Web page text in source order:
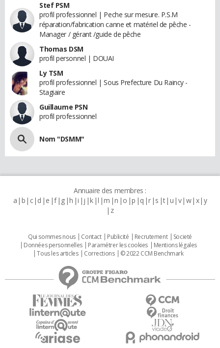
Stef PSM
profil professionnel | Peche sur mesure. P.S.M
réparation/fabrication canne et matériel de pêche -
Manager / gérant /guide de pêche
Thomas DSM
profil personnel | DOUAI
Ly TSM
profil professionnel | Sous Prefecture Du Raincy -
Stagiaire
Guillaume PSN
profil professionnel
Nom "DSMM"
Annuaire des membres :
a b c d e f g h i j k l m n o p q r s t u v w x y
z
Qui sommes nous Contact Publicité Recrutement
Societé
Données personnelles
Paramétrer les cookies
Mentions légales
Tous les articles
Corrections © 2022 CCM Benchmark